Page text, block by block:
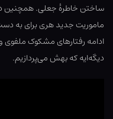
ساختن خاطرهٔ جعلی. همچنین
ماموریت جدید هری برای به
ادامه رفتارهای مشکوک
دیگه‌ایه که بهش می‌پردازیم.